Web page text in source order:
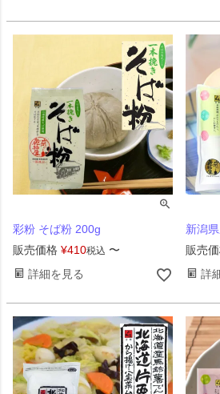
彩粉 そば粉 200g
販売価格 ¥410税込 〜
詳細を見る
新潟
販売
詳